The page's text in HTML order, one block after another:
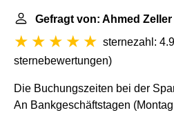
Gefragt von: Ahmed Zeller
sternezahl:
sternebewertungen)
Die Buchungszeiten bei der
An Bankgeschäftstagen